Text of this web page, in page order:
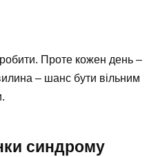
Проте кожен день –
– шанс бути вільним
синдрому